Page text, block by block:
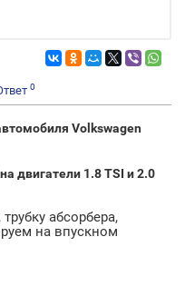
0
Volkswagen
двигатели 1.8 TSI и 2.0
абсорбера,
на впускном